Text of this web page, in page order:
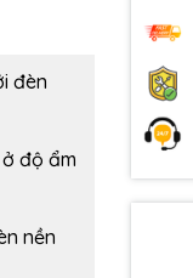
đèn
độ ẩm
nền